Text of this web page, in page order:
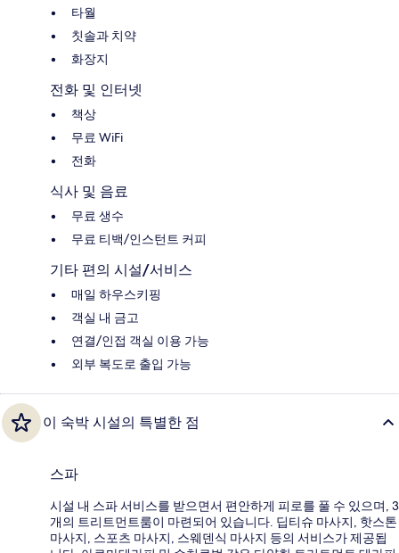
타월
칫솔과 치약
화장지
전화 및 인터넷
책상
무료 WiFi
전화
식사 및 음료
무료 생수
무료 티백/인스턴트 커피
기타 편의 시설/서비스
매일 하우스키핑
객실 내 금고
연결/인접 객실 이용 가능
외부 복도로 출입 가능
이 숙박 시설의 특별한 점
스파
시설 내 스파 서비스를 받으면서 편안하게 피로를 풀 수 있으며, 3
개의 트리트먼트룸이 마련되어 있습니다. 딥티슈 마사지, 핫스톤
마사지, 스포츠 마사지, 스웨덴식 마사지 등의 서비스가 제공됩